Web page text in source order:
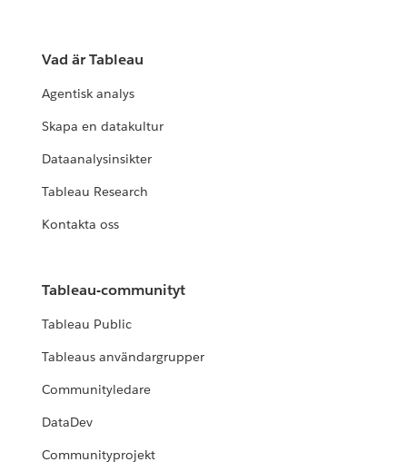
Vad är Tableau
Agentisk analys
Skapa en datakultur
Dataanalysinsikter
Tableau Research
Kontakta oss
Tableau-communityt
Tableau Public
Tableaus användargrupper
Communityledare
DataDev
Communityprojekt